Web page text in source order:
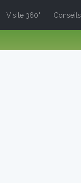
Visite 360° Conseils